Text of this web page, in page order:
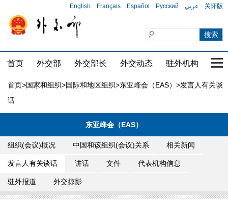
English Français Español Русский عربي 关怀版
首页 外交部 外交部长 外交动态 驻外机构 国
首页>国家和组织>国际和地区组织>东亚峰会（EAS） >发言人有关谈
话
东亚峰会（EAS）
组织(会议)概况 中国和该组织(会议)关系 相关新闻
发言人有关谈话 讲话 文件 代表机构信息
驻外报道 外交掠影